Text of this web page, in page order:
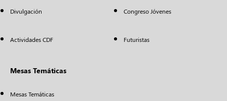
Divulgación
Actividades CDF
Congreso Jóvenes
Futuristas
Mesas Temáticas
Mesas Temáticas